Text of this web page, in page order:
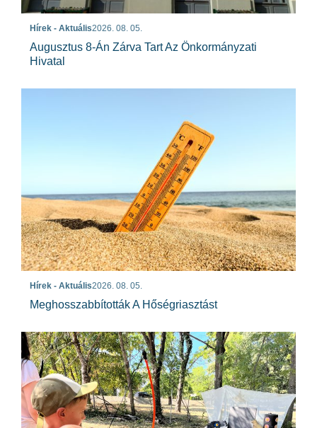
Hírek - Aktuális2026. 08. 05.
Augusztus 8-Án Zárva Tart Az Önkormányzati
Hivatal
Hírek - Aktuális2026. 08. 05.
Meghosszabbították A Hőségriasztást